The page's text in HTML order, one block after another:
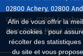
Afin de vous offrir la
des cookies : pour
récolter des
du site et vous
02800 Achery, 02800
Charmes, 02800
Fère, 02800 Mayot,